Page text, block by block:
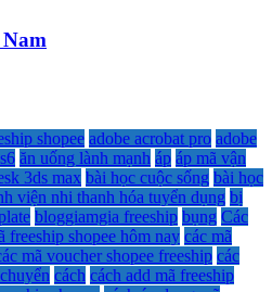
shopee adobe acrobat pro adobe
ăn uống lành mạnh áp áp mã vận
3ds max bài học cuộc sống bài học
viện nhi thanh hóa tuyển dụng bị
bloggiamgia freeship bụng Các
freeship shopee hôm nay các mã
mã voucher shopee freeship các
cách cách add mã freeship